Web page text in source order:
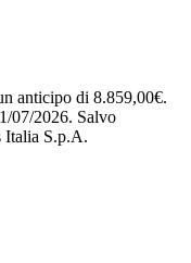
anticipo di 8.859,00€.
07/2026. Salvo
Italia S.p.A.